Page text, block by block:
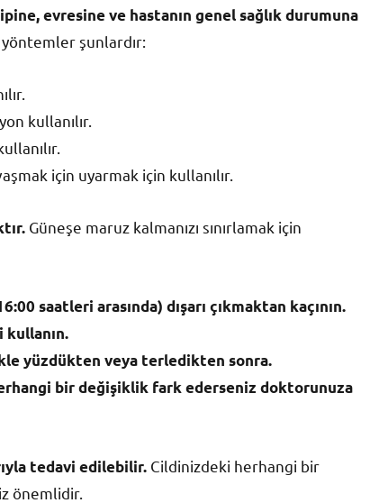
evresine ve hastanın genel sağlık durumuna
şunlardır:
kullanılır.
için uyarmak için kullanılır.
Güneşe maruz kalmanızı sınırlamak için
saatleri arasında) dışarı çıkmaktan kaçının.
kullanın.
yüzdükten veya terledikten sonra.
bir değişiklik fark ederseniz doktorunuza
tedavi edilebilir. Cildinizdeki herhangi bir
önemlidir.